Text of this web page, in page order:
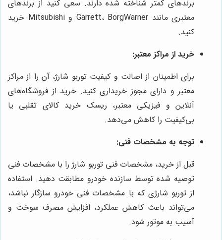
برندهای کمتر شناخته شده دارند. سعی کنید از برندهای
معتبری مانند Garrett، BorgWarner و Mitsubishi خرید
کنید.
خرید از مراکز معتبر:
برای اطمینان از اصالت و کیفیت توربو شارژ، آن را از مراکز
معتبر و دارای مجوز خریداری کنید. خرید از فروشگاه‌های
آنلاین و فیزیکی معتبر، ریسک خرید کالای تقلبی یا
بی‌کیفیت را کاهش می‌دهد.
توجه به مشخصات فنی:
قبل از خرید، مشخصات فنی توربو شارژ را با مشخصات فنی
توصیه شده توسط سازنده خودرو مطابقت دهید. استفاده
از توربو شارژی که با مشخصات فنی خودرو سازگار نباشد،
می‌تواند باعث کاهش عملکرد، افزایش مصرف سوخت و
آسیب به موتور شود.